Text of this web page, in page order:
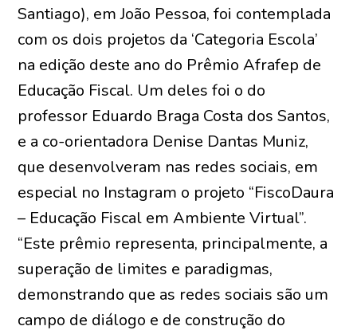
Santiago), em João Pessoa, foi contemplada
com os dois projetos da ‘Categoria Escola’
na edição deste ano do Prêmio Afrafep de
Educação Fiscal. Um deles foi o do
professor Eduardo Braga Costa dos Santos,
e a co-orientadora Denise Dantas Muniz,
que desenvolveram nas redes sociais, em
especial no Instagram o projeto “FiscoDaura
– Educação Fiscal em Ambiente Virtual”.
“Este prêmio representa, principalmente, a
superação de limites e paradigmas,
demonstrando que as redes sociais são um
campo de diálogo e de construção do